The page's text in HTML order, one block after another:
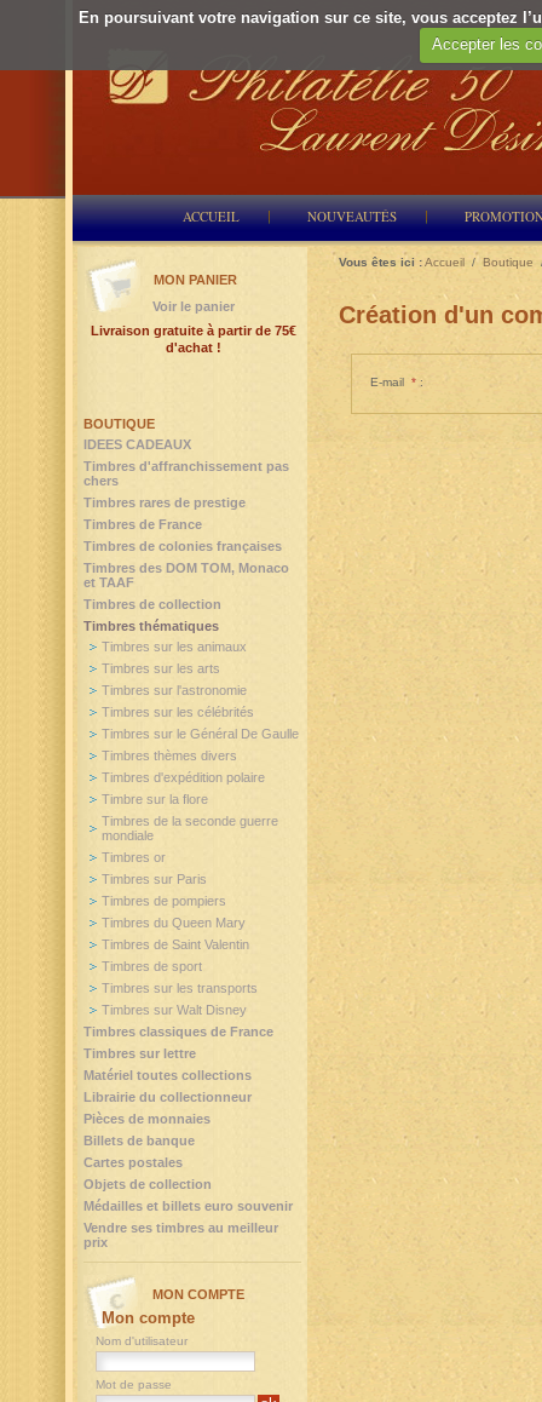
En poursuivant votre navigation sur ce site, vous acceptez
Accepter les
ACCUEIL NOUVEAUTÉS
Vous êtes ici :Accueil / Boutique
Création d'un
E-mail * :
BOUTIQUE
IDEES CADEAUX
Timbres d'affranchissement pas
chers
Timbres rares de prestige
Timbres de France
Timbres de colonies françaises
Timbres des DOM TOM, Monaco
et TAAF
Timbres de collection
Timbres thématiques
Timbres sur les animaux
Timbres sur les arts
Timbres sur l'astronomie
Timbres sur les célébrités
Timbres sur le Général De Gaulle
Timbres thèmes divers
Timbres d'expédition polaire
Timbre sur la flore
Timbres de la seconde guerre
mondiale
Timbres or
Timbres sur Paris
Timbres de pompiers
Timbres du Queen Mary
Timbres de Saint Valentin
Timbres de sport
Timbres sur les transports
Timbres sur Walt Disney
Timbres classiques de France
Timbres sur lettre
Matériel toutes collections
Librairie du collectionneur
Pièces de monnaies
Billets de banque
Cartes postales
Objets de collection
Médailles et billets euro souvenir
Vendre ses timbres au meilleur
prix
MON PANIER
Voir le panier
Livraison gratuite à partir de 75€
d'achat !
MON COMPTE
Mon compte
Nom d'utilisateur
Mot de passe